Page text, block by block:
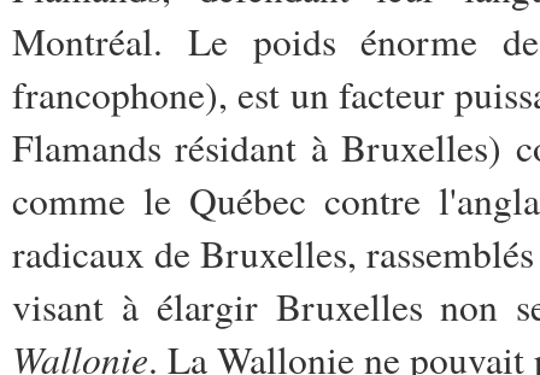
Montréal. Le poids énorme
francophone), est un facteur
Flamands résidant à Bruxelles)
comme le Québec contre
radicaux de Bruxelles,
visant à élargir Bruxelles non
Wallonie. La Wallonie ne pouvait